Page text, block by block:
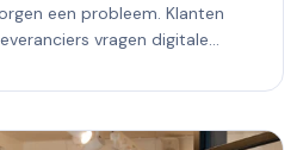
een probleem. Klanten
vragen digitale